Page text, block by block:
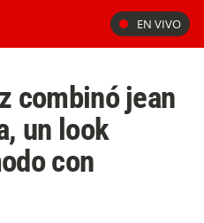
EN VIVO
combinó jean
un look
con